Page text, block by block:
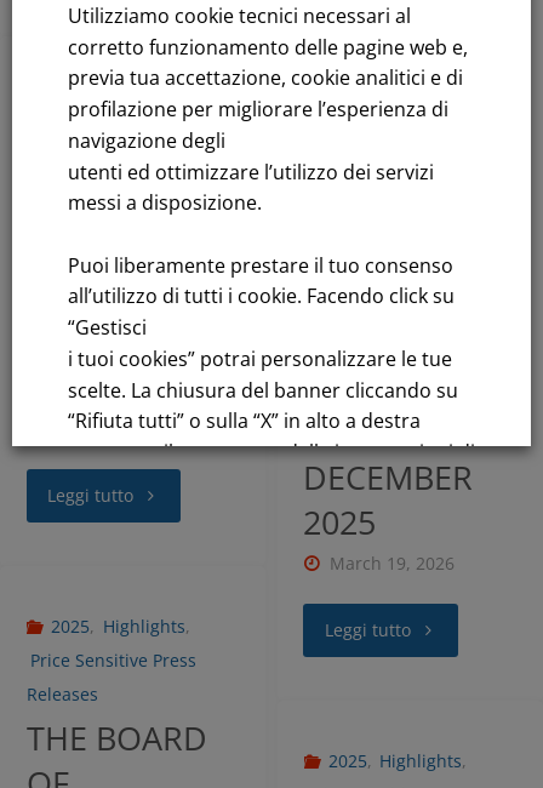
DIRECTORS
APPROVES
THE
FINANCIAL
INTEGRATED
WITH THE
SUSTAINABILI
TY REPORT
AS AT 31
DECEMBER
2025
March 19, 2026
Leggi tutto
2026 Highlights
Price Sensitive Press
Releases
2026
CALENDAR
OF
CORPORATE
EVENTS
January 30, 2026
Leggi tutto
2025, Highlights,
Price Sensitive Press
Releases
THE BOARD
2025, Highlights,
Utilizziamo cookie tecnici necessari al
corretto funzionamento delle pagine web e,
previa tua accettazione, cookie analitici e di
profilazione per migliorare l’esperienza di
navigazione degli
utenti ed ottimizzare l’utilizzo dei servizi
messi a disposizione.
Puoi liberamente prestare il tuo consenso
all’utilizzo di tutti i cookie. Facendo click su
“Gestisci
i tuoi cookies” potrai personalizzare le tue
scelte. La chiusura del banner cliccando su
“Rifiuta tutti” o sulla “X” in alto a destra
comporta il permanere delle impostazioni di
default e la continuazione della navigazione
in assenza di cookie o altri strumenti di
Per maggiori informazioni consulta la
nostra
Informativa sui dati personali e cookie
privacy